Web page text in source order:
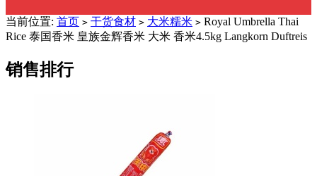
当前位置: 首页 > 干货食材 > 大米糯米 > Royal Umbrella Thai
Rice 泰国香米 皇族金辉香米 大米 香米4.5kg Langkorn Duftreis
销售排行